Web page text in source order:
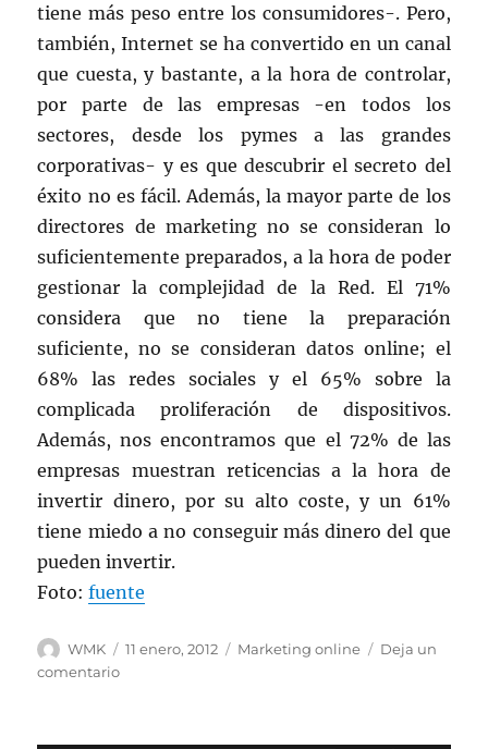
tiene más peso entre los consumidores-. Pero,
también, Internet se ha convertido en un canal
que cuesta, y bastante, a la hora de controlar,
por parte de las empresas -en todos los
sectores, desde los pymes a las grandes
corporativas- y es que descubrir el secreto del
éxito no es fácil. Además, la mayor parte de los
directores de marketing no se consideran lo
suficientemente preparados, a la hora de poder
gestionar la complejidad de la Red. El 71%
considera que no tiene la preparación
suficiente, no se consideran datos online; el
68% las redes sociales y el 65% sobre la
complicada proliferación de dispositivos.
Además, nos encontramos que el 72% de las
empresas muestran reticencias a la hora de
invertir dinero, por su alto coste, y un 61%
tiene miedo a no conseguir más dinero del que
pueden invertir.
Foto:fuente
Autor
WMK
Publicado
11 enero, 2012 Categorías
Marketing online
Deja un
comentarioen